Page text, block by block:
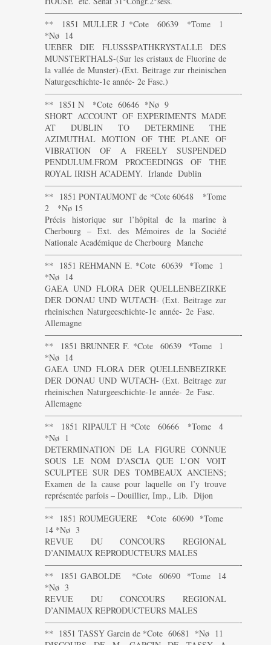
———————————————————————-
** 1851 MULLER J *Cote 60639 *Tome 1
*Nø 14
UEBER DIE FLUSSSPATHKRYSTALLE DES
MUNSTERTHALS-(Sur les cristaux de Fluorine de
la vallée de Munster)-(Ext. Beitrage zur rheinischen
Naturgeschichte-1e année- 2e Fasc.)
———————————————————————-
** 1851 N *Cote 60646 *Nø 9
SHORT ACCOUNT OF EXPERIMENTS MADE
AT DUBLIN TO DETERMINE THE
AZIMUTHAL MOTION OF THE PLANE OF
VIBRATION OF A FREELY SUSPENDED
PENDULUM.FROM PROCEEDINGS OF THE
ROYAL IRISH ACADEMY. Irlande Dublin
———————————————————————-
** 1851 PONTAUMONT de *Cote 60648 *Tome
2 *Nø 15
Précis historique sur l’hôpital de la marine à
Cherbourg – Ext. des Mémoires de la Société
Nationale Académique de Cherbourg Manche
———————————————————————-
** 1851 REHMANN E. *Cote 60639 *Tome 1
*Nø 14
GAEA UND FLORA DER QUELLENBEZIRKE
DER DONAU UND WUTACH- (Ext. Beitrage zur
rheinischen Naturgeeschichte-1e année- 2e Fasc.
Allemagne
———————————————————————-
** 1851 BRUNNER F. *Cote 60639 *Tome 1
*Nø 14
GAEA UND FLORA DER QUELLENBEZIRKE
DER DONAU UND WUTACH- (Ext. Beitrage zur
rheinischen Naturgeeschichte-1e année- 2e Fasc.
Allemagne
———————————————————————-
** 1851 RIPAULT H *Cote 60666 *Tome 4
*Nø 1
DETERMINATION DE LA FIGURE CONNUE
SOUS LE NOM D’ASCIA QUE L’ON VOIT
SCULPTEE SUR DES TOMBEAUX ANCIENS;
Examen de la cause pour laquelle on l’y trouve
représentée parfois – Douillier, Imp., Lib. Dijon
———————————————————————-
** 1851 ROUMEGUERE *Cote 60690 *Tome
14 *Nø 3
REVUE DU CONCOURS REGIONAL
D’ANIMAUX REPRODUCTEURS MALES
———————————————————————-
** 1851 GABOLDE *Cote 60690 *Tome 14
*Nø 3
REVUE DU CONCOURS REGIONAL
D’ANIMAUX REPRODUCTEURS MALES
———————————————————————-
** 1851 TASSY Garcin de *Cote 60681 *Nø 11